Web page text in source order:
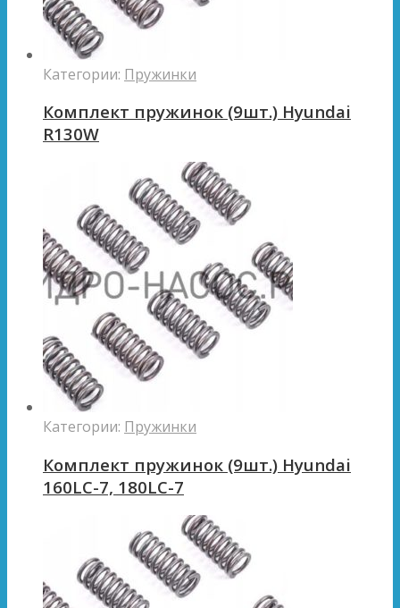
Категории: Пружинки
Комплект пружинок (9шт.) Hyundai
R130W
Категории: Пружинки
Комплект пружинок (9шт.) Hyundai
160LC-7, 180LC-7